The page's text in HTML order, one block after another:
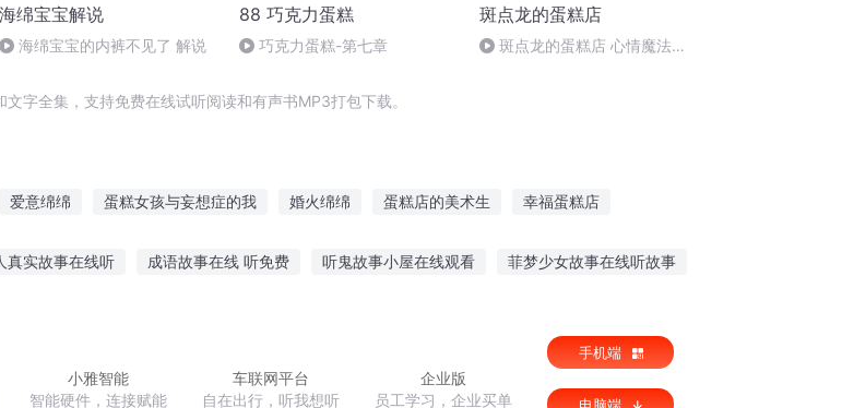
海绵宝宝解说
海绵宝宝的内裤不见了 解说
88 巧克力蛋糕
巧克力蛋糕-第七章
斑点龙的蛋糕店
斑点龙的蛋糕店 心情魔法果
字全集，支持免费在线试听阅读和有声书MP3打包下载。
爱意绵绵 蛋糕女孩与妄想症的我 婚火绵绵 蛋糕店的美术生 幸福蛋糕店
真实故事在线听 成语故事在线 听免费 听鬼故事小屋在线观看 菲梦少女故事在线听故事
小雅智能
智能硬件，连接赋能
车联网平台
自在出行，听我想听
企业版
员工学习，企业买单
手机端